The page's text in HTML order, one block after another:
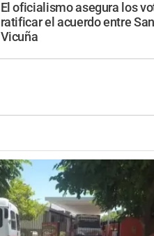
El oficialismo asegura los
ratificar el acuerdo entre
Vicuña